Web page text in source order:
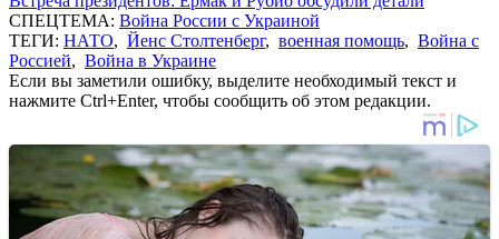
СПЕЦТЕМА: Война России с Украиной
ТЕГИ: НАТО, Йенс Столтенберг, военная помощь, Война с
Россией, Война в Украине
Если вы заметили ошибку, выделите необходимый текст и
нажмите Ctrl+Enter, чтобы сообщить об этом редакции.